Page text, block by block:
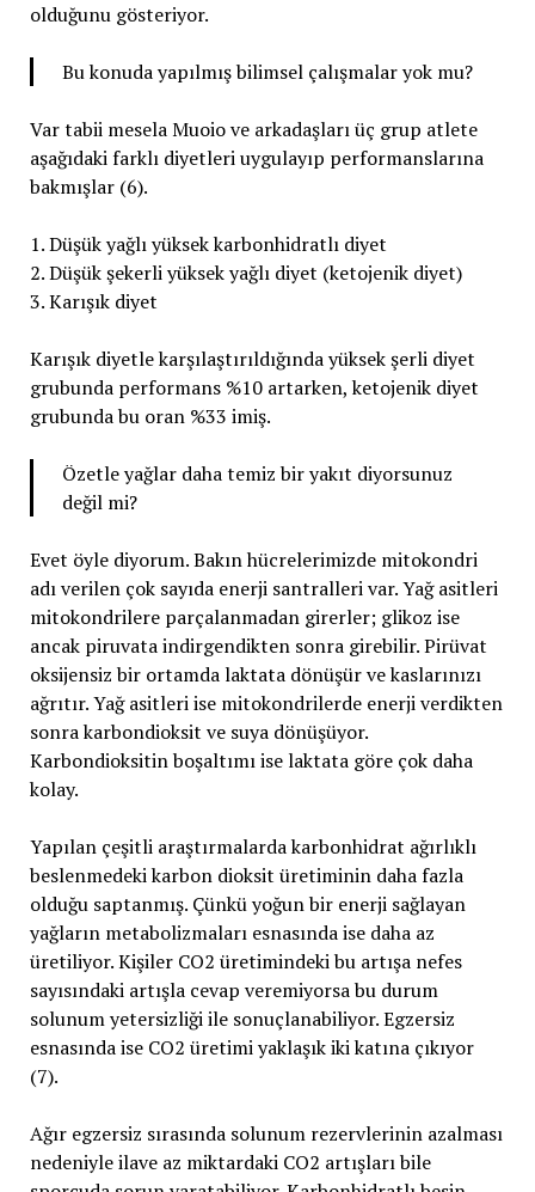
olduğunu gösteriyor.
Bu konuda yapılmış bilimsel çalışmalar yok mu?
Var tabii mesela Muoio ve arkadaşları üç grup atlete
aşağıdaki farklı diyetleri uygulayıp performanslarına
bakmışlar (6).
1. Düşük yağlı yüksek karbonhidratlı diyet
2. Düşük şekerli yüksek yağlı diyet (ketojenik diyet)
3. Karışık diyet
Karışık diyetle karşılaştırıldığında yüksek şerli diyet
grubunda performans %10 artarken, ketojenik diyet
grubunda bu oran %33 imiş.
Özetle yağlar daha temiz bir yakıt diyorsunuz
değil mi?
Evet öyle diyorum. Bakın hücrelerimizde mitokondri
adı verilen çok sayıda enerji santralleri var. Yağ asitleri
mitokondrilere parçalanmadan girerler; glikoz ise
ancak piruvata indirgendikten sonra girebilir. Pirüvat
oksijensiz bir ortamda laktata dönüşür ve kaslarınızı
ağrıtır. Yağ asitleri ise mitokondrilerde enerji verdikten
sonra karbondioksit ve suya dönüşüyor.
Karbondioksitin boşaltımı ise laktata göre çok daha
kolay.
Yapılan çeşitli araştırmalarda karbonhidrat ağırlıklı
beslenmedeki karbon dioksit üretiminin daha fazla
olduğu saptanmış. Çünkü yoğun bir enerji sağlayan
yağların metabolizmaları esnasında ise daha az
üretiliyor. Kişiler CO2 üretimindeki bu artışa nefes
sayısındaki artışla cevap veremiyorsa bu durum
solunum yetersizliği ile sonuçlanabiliyor. Egzersiz
esnasında ise CO2 üretimi yaklaşık iki katına çıkıyor
(7).
Ağır egzersiz sırasında solunum rezervlerinin azalması
nedeniyle ilave az miktardaki CO2 artışları bile